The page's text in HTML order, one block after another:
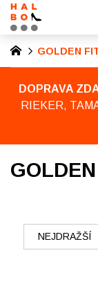
GOLDEN
DOPRAVA
RIEKER,
NEJDRAŽŠÍ